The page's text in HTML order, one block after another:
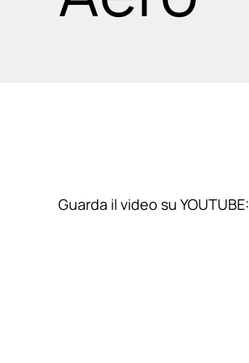
Guarda il video su YOUTUBE: